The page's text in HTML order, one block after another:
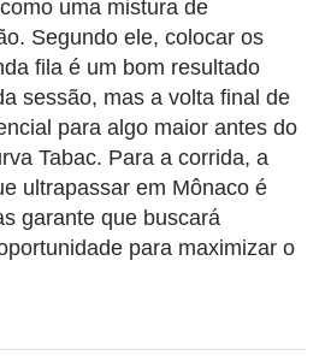
uma mistura de
Segundo ele, colocar os
fila é um bom resultado
sessão, mas a volta final de
para algo maior antes do
Tabac. Para a corrida, a
ultrapassar em Mônaco é
garante que buscará
para maximizar o